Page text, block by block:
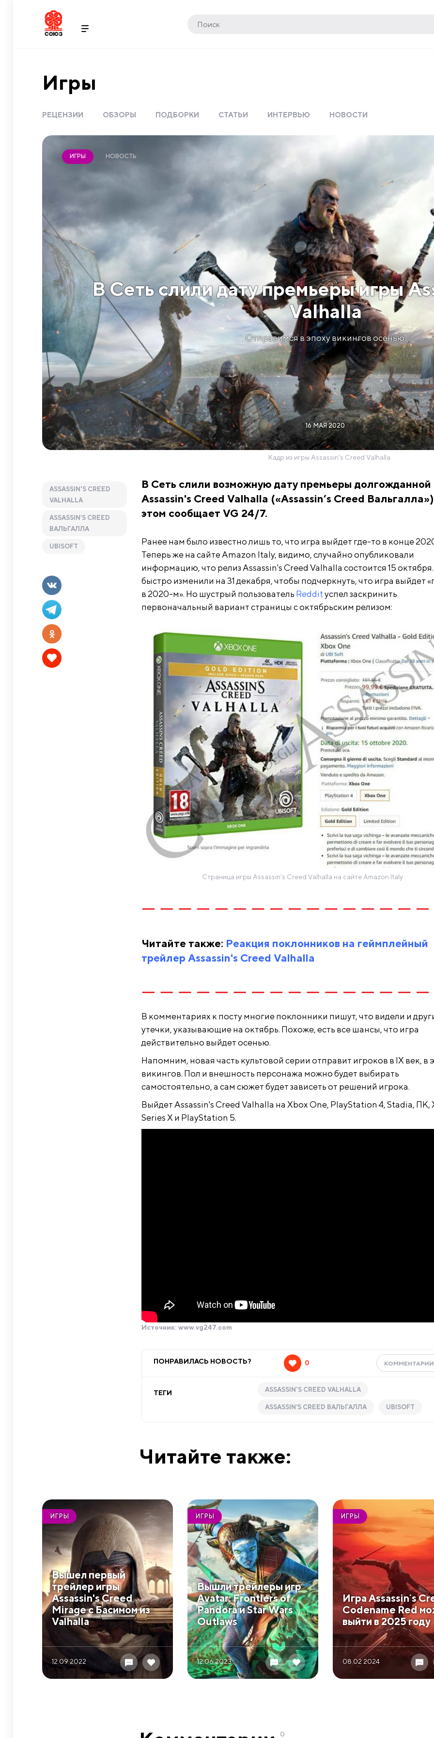
Игры
РЕЦЕНЗИИ ОБЗОРЫ ПОДБОРКИ СТАТЬИ ИНТЕРВЬЮ НОВОСТИ
В Сеть слили дату премьеры игры
Valhalla
Отправимся в эпоху викингов осенью.
ИГРЫ НОВОСТЬ
16 МАЯ 2020
Кадр из игры Assassin's Creed Valhalla
ASSASSIN'S CREED
VALHALLA
ASSASSIN’S CREED
ВАЛЬГАЛЛА
UBISOFT
В Сеть слили возможную дату премьеры долгожданной
Assassin's Creed Valhalla («Assassin’s Creed
этом сообщает VG 24/7.
Ранее нам было известно лишь то, что игра выйдет где-то в конце
Теперь же на сайте Amazon Italy, видимо, случайно опубликовали
информацию, что релиз Assassin's Creed Valhalla состоится 15
быстро изменили на 31 декабря, чтобы подчеркнуть, что игра выйдет
в 2020-м». Но шустрый пользователь Redditуспел заскринить
первоначальный вариант страницы с октябрьским релизом:
Страница игры Assassin's Creed Valhalla на сайте Amazon Italy
Читайте также: Реакция поклонников на геймплейный
трейлер Assassin's Creed Valhalla
В комментариях к посту многие поклонники пишут, что видели и
утечки, указывающие на октябрь. Похоже, есть все шансы, что игра
действительно выйдет осенью.
Напомним, новая часть культовой серии отправит игроков в IX век, в
викингов. Пол и внешность персонажа можно будет выбирать
самостоятельно, а сам сюжет будет зависеть от решений игрока.
Выйдет Assassin's Creed Valhalla на Xbox One, PlayStation 4, Stadia, ПК,
Series X и PlayStation 5.
Источник: www.vg247.com
ПОНРАВИЛАСЬ НОВОСТЬ? 0
ТЕГИ ASSASSIN'S CREED VALHALLA
ASSASSIN’S CREED ВАЛЬГАЛЛА UBISOFT
Читайте также:
ИГРЫ
Вышел первый
трейлер игры
Assassin's Creed
Mirage с Басимом из
Valhalla
12.09 2022
ИГРЫ
Вышли трейлеры игр
Avatar: Frontiers of
Pandora и Star Wars
Outlaws
12.06 2023
ИГРЫ
Игра Assassinʼs
Codename Red
выйти в 2025 году
08.02 2024
0